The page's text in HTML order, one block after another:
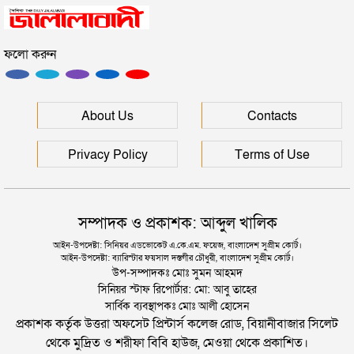
আদালত
সিলেটে বিচার নিয়ে হতাশ ৬ শহীদ পরিবার
ফলো করুন
About Us Contacts
Privacy Policy Terms of Use
সম্পাদক ও প্রকাশক: আব্দুল খালিক
আইন-উপদেষ্টা: সিনিয়র এডভোকেট এ.কে.এম. ফয়েজ, বাংলাদেশ সুপ্রীম কোর্ট।
আইন-উপদেষ্টা: ব্যারিস্টার ফয়সাল দস্তগীর চৌধুরী, বাংলাদেশ সুপ্রীম কোর্ট।
উপ-সম্পাদকঃ মোঃ সুমন আহমদ
সিনিয়র স্টাফ রিপোর্টার: মো: আবু তাহের
সার্বিক ব্যবস্থাপকঃ মোঃ আলী হোসেন
প্রকাশক কর্তৃক উত্তরা অফসেট প্রিন্টার্স কলেজ রোড, বিয়ানীবাজার সিলেট
থেকে মুদ্রিত ও শরীফা বিবি হাউজ, মেওয়া থেকে প্রকাশিত।